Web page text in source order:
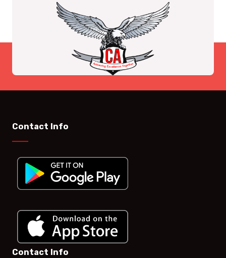
Contact Info
Contact Info